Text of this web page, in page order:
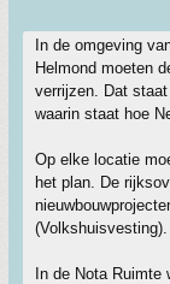
In de omgeving
Helmond moeten
verrijzen. Dat
waarin staat hoe
Op elke locatie
het plan. De
(Volkshuisvesting).
In de Nota